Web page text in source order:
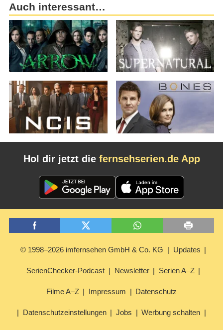
Auch interessant…
Hol dir jetzt die fernsehserien.de App
© 1998–2026 imfernsehen GmbH & Co. KG Updates
SerienChecker-Podcast Newsletter Serien A–Z
Filme A–Z Impressum Datenschutz
Datenschutzeinstellungen Jobs Werbung schalten